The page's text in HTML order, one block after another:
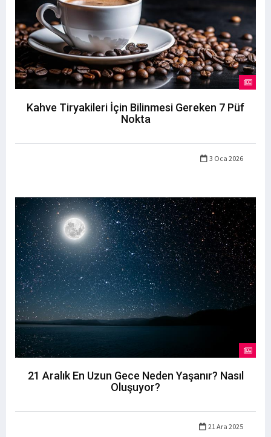
Kahve Tiryakileri İçin Bilinmesi Gereken 7 Püf
Nokta
3 Oca 2026
21 Aralık En Uzun Gece Neden Yaşanır? Nasıl
Oluşuyor?
21 Ara 2025